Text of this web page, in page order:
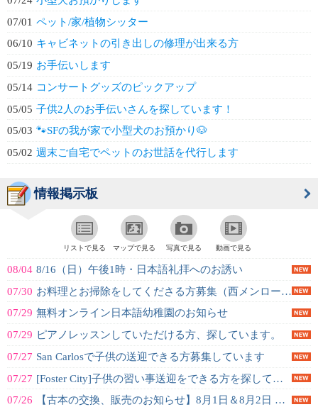
07/01 ペット/家/植物シッター
06/10 キャビネットの引き出しの修理が出来る方
05/19 お手伝いします
05/14 コンサートグッズのピックアップ
05/05 子供2人のお手伝いさんを探しています！
05/03 🐾SFの我が家で小型犬のお預かり🐶
05/02 週末ご自宅でペットのお世話を代行します
情報掲示板
リストで見る マップで見る 写真で見る 動画で見る
08/04 8/16（日）午後1時・日本語礼拝へのお誘い
07/30 お料理とお掃除をしてくださる方募集（西メンローパーク）
07/29 無料オンライン日本語幼稚園のお知らせ
07/29 ピアノレッスンしていただける方、探しています。
07/27 San Carlosで子供の送迎できる方募集しています
07/27 [Foster City]子供の習い事送迎をできる方を探しています
07/26
【古本の交換、販売のお知らせ】8月1日＆8月2日 @ Voyager Cra...